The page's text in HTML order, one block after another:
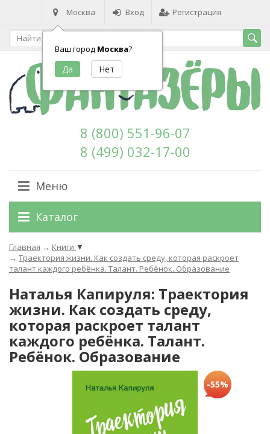
Москва
Ваш город Москва?
Вход Регистрация
8 (800) 551-96-07
8 (499) 032-17-00
Меню
Каталог
Главная → Книги ▼
→ Траектория жизни. Как создать среду, которая раскроет
талант каждого ребёнка. Талант. Ребёнок. Образование
Наталья Капируля: Траектория
жизни. Как создать среду,
которая раскроет талант
каждого ребёнка. Талант.
Ребёнок. Образование
-55%